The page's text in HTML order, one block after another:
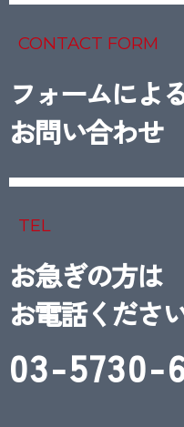
CONTACT FORM
フォームによ
お問い合わせ
TEL
お急ぎの方は
お電話くださ
03-5730-